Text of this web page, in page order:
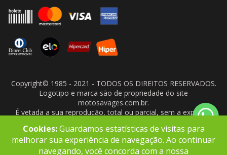
Copyright© 1985 - 2021 - TODOS OS DIREITOS RESERVADOS.
Logotipo e marca são de propriedade do site
motosavages.com.br.
É vetada a sua reprodução, total ou parcial, sem a expressa
- CNPJ: 10.927.924/0001-91
Cookies:Guardamos estatísticas de visitas para
melhorar sua experiência de navegação. Ao continuar
navegando, você concorda com a nossa